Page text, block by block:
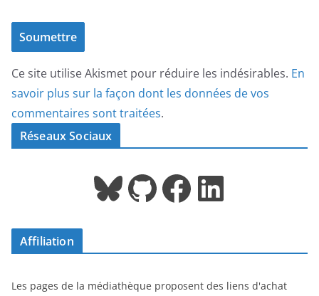
Ce site utilise Akismet pour réduire les indésirables. En
savoir plus sur la façon dont les données de vos
commentaires sont traitées.
Réseaux Sociaux
Bluesky GitHub Facebook LinkedIn
Affiliation
Les pages de la médiathèque proposent des liens d'achat